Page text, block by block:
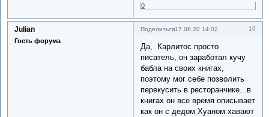
0
Поделиться 10
17.08.20 14:02
Julian
Гость форума
Да, Карлитос просто
писатель, он заработал кучу
бабла на своих книгах,
поэтому мог себе позволить
перекусить в ресторанчике...в
книгах он все время описывает
как он с дедом Хуаном хавают